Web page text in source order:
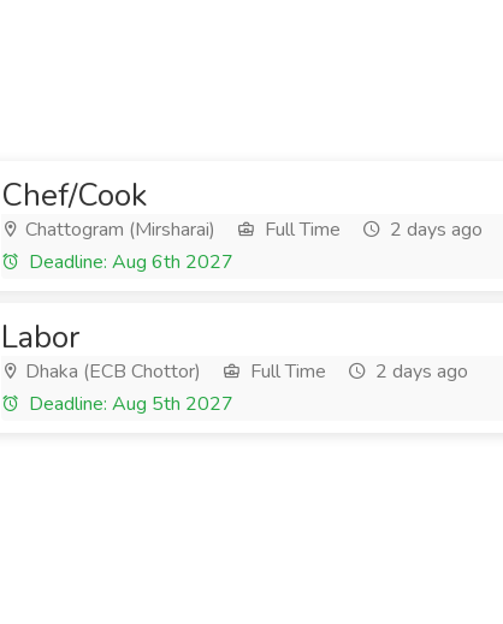
Chef/Cook
Chattogram (Mirsharai) Full Time
2 days ago
Deadline: Aug 6th 2027
Labor
Dhaka (ECB Chottor) Full Time
2 days ago
Deadline: Aug 5th 2027